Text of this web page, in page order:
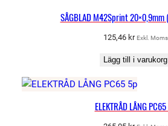
SÅGBLAD M42Sprint 20×0,9mm
125,46 kr Exkl. Moms
Lägg till i varukorg
ELEKTRÅD LÅNG